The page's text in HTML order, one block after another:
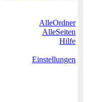
AlleOrdner
AlleSeiten
Hilfe
Einstellungen